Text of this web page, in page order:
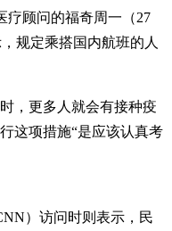
疗顾问的福奇周一（27
规定乘搭国内航班的人
，更多人就会有接种疫
这项措施“是应该认真考
）访问时则表示，民